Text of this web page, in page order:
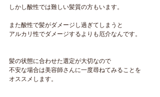
しかし酸性では難しい髪質の方もいます。
また酸性で髪がダメージし過ぎてしまうと
アルカリ性でダメージするよりも厄介なんです。
髪の状態に合わせた選定が大切なので
不安な場合は美容師さんに一度尋ねてみることを
オススメします。